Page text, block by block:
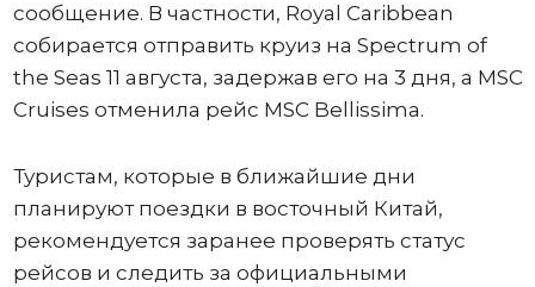
сообщение. В частности, Royal Caribbean
собирается отправить круиз на Spectrum of
the Seas 11 августа, задержав его на 3 дня, а MSC
Cruises отменила рейс MSC Bellissima.
Туристам, которые в ближайшие дни
планируют поездки в восточный Китай,
рекомендуется заранее проверять статус
рейсов и следить за официальными